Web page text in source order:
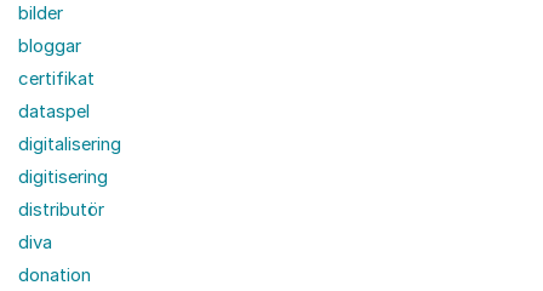
bilder
bloggar
certifikat
dataspel
digitalisering
digitisering
distributör
diva
donation